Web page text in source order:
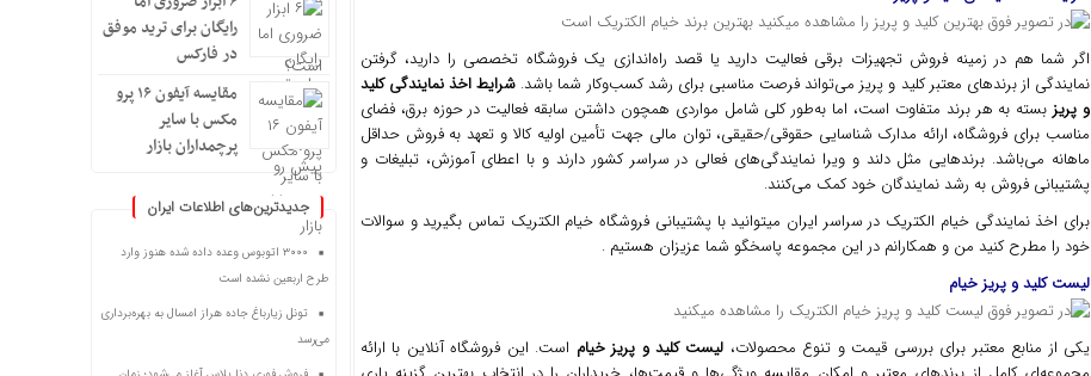
اگر شما هم در زمینه فروش تجهیزات برقی فعالیت دارید یا قصد راه‌اندازی یک فروشگاه تخصصی را دارید، گرفتن
نمایندگی از برندهای معتبر کلید و پریز می‌تواند فرصت مناسبی برای رشد کسب‌وکار شما باشد. شرایط اخذ نمایندگی کلید
و پریزبسته به هر برند متفاوت است، اما به‌طور کلی شامل مواردی همچون داشتن سابقه فعالیت در حوزه برق، فضای
مناسب برای فروشگاه، ارائه مدارک شناسایی حقوقی/حقیقی، توان مالی جهت تأمین اولیه کالا و تعهد به فروش حداقل
ماهانه می‌باشد. برندهایی مثل دلند و ویرا نمایندگی‌های فعالی در سراسر کشور دارند و با اعطای آموزش، تبلیغات و
پشتیبانی فروش به رشد نمایندگان خود کمک می‌کنند.
برای اخذ نمایندگی خیام الکتریک در سراسر ایران میتوانید با پشتیبانی فروشگاه خیام الکتریک تماس بگیرید و سوالات
خود را مطرح کنید من و همکارانم در این مجموعه پاسخگو شما عزیزان هستیم .
لیست کلید و پریز خیام
یکی از منابع معتبر برای بررسی قیمت و تنوع محصولات، لیست کلید و پریز خیام است. این فروشگاه آنلاین با ارائه
رایگان برای ترید موفق
در فارکس
مقایسه آیفون ۱۶ پرو
مکس با سایر
پرچمداران بازار
جدیدترین‌های اطلاعات ایران
۳۰۰۰ اتوبوس وعده داده شده هنوز وارد
طرح اربعین نشده است
تونل زیارباغ جاده هراز امسال به بهره‌برداری
می‌رسد